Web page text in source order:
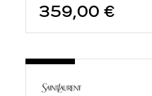
359,00 €